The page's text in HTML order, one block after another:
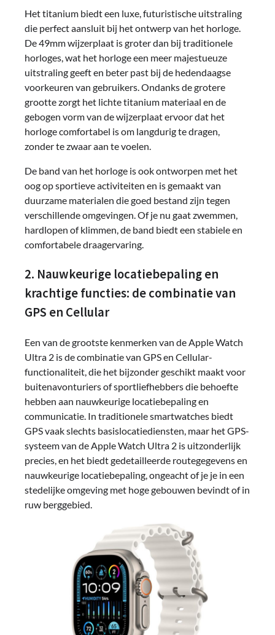
Het titanium biedt een luxe, futuristische uitstraling
die perfect aansluit bij het ontwerp van het horloge.
De 49mm wijzerplaat is groter dan bij traditionele
horloges, wat het horloge een meer majestueuze
uitstraling geeft en beter past bij de hedendaagse
voorkeuren van gebruikers. Ondanks de grotere
grootte zorgt het lichte titanium materiaal en de
gebogen vorm van de wijzerplaat ervoor dat het
horloge comfortabel is om langdurig te dragen,
zonder te zwaar aan te voelen.
De band van het horloge is ook ontworpen met het
oog op sportieve activiteiten en is gemaakt van
duurzame materialen die goed bestand zijn tegen
verschillende omgevingen. Of je nu gaat zwemmen,
hardlopen of klimmen, de band biedt een stabiele en
comfortabele draagervaring.
2. Nauwkeurige locatiebepaling en
krachtige functies: de combinatie van
GPS en Cellular
Een van de grootste kenmerken van de Apple Watch
Ultra 2 is de combinatie van GPS en Cellular-
functionaliteit, die het bijzonder geschikt maakt voor
buitenavonturiers of sportliefhebbers die behoefte
hebben aan nauwkeurige locatiebepaling en
communicatie. In traditionele smartwatches biedt
GPS vaak slechts basislocatiediensten, maar het GPS-
systeem van de Apple Watch Ultra 2 is uitzonderlijk
precies, en het biedt gedetailleerde routegegevens en
nauwkeurige locatiebepaling, ongeacht of je je in een
stedelijke omgeving met hoge gebouwen bevindt of in
ruw berggebied.